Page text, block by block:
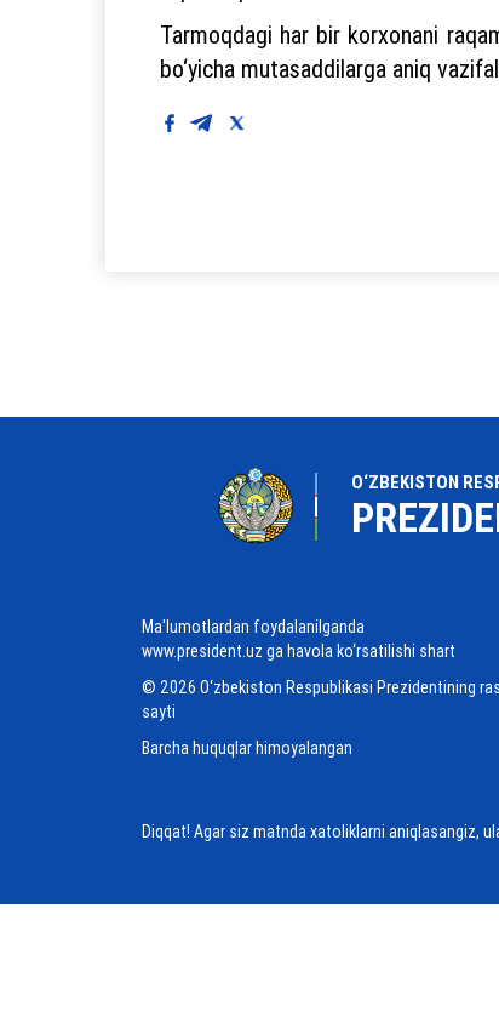
Tarmoqdagi har bir korxonani
bo‘yicha mutasaddilarga aniq
O‘ZBEKISTON
Ma'lumotlardan foydalanilganda
www.president.uz ga havola ko‘rsatilishi shart
© 2026 O‘zbekiston Respublikasi Prezidentining
sayti
Barcha huquqlar himoyalangan
Diqqat! Agar siz matnda xatoliklarni aniqlasangiz,